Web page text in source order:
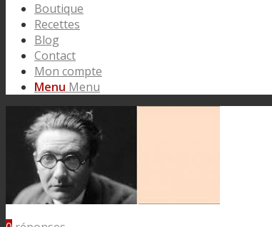
Boutique
Recettes
Blog
Contact
Mon compte
Menu Menu